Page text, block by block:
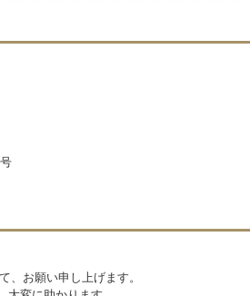
お願い申し上げます。